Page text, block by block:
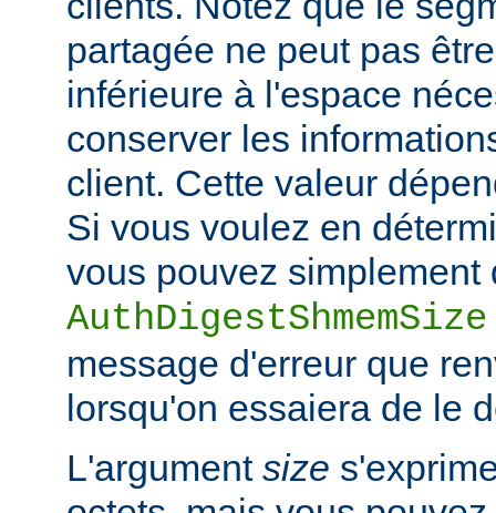
partagée ne peut pas
inférieure à l'espace
conserver les
client. Cette valeur
Si vous voulez en
vous pouvez simplement
AuthDigestShmemSize
message d'erreur que
lorsqu'on essaiera de le
L'argument size